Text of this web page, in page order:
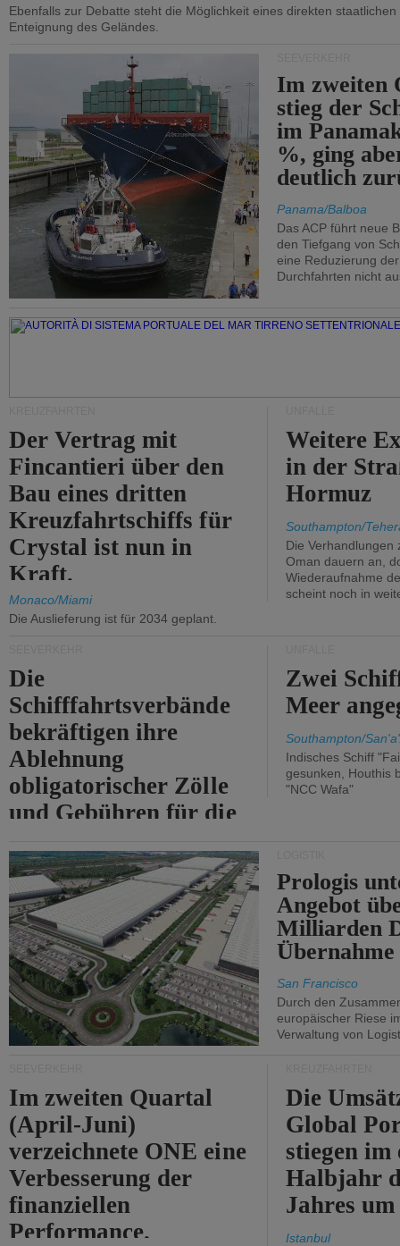
Ebenfalls zur Debatte steht die Möglichkeit eines direkten
Enteignung des Geländes.
Im zweiten
stieg der
im
%, ging
deutlich
Panama/Balboa
Das ACP führt neue
den Tiefgang von
eine Reduzierung
Durchfahrten nicht
Der Vertrag mit
Fincantieri über den
Bau eines dritten
Kreuzfahrtschiffs für
Crystal ist nun in
Kraft.
Monaco/Miami
Die Auslieferung ist für 2034 geplant.
Weitere
in der
Hormuz
Southampton/
Die Verhandlungen
Oman dauern an,
Wiederaufnahme
scheint noch in
Die
Schifffahrtsverbände
bekräftigen ihre
Ablehnung
obligatorischer Zölle
und Gebühren für die
von Hormuz.
Zwei
Meer
Southampton/
Indisches Schiff
gesunken, Houthis
"NCC Wafa"
Prologis
Angebot
Milliarden
Übernahme
San Francisco
Durch den
europäischer Riese
Verwaltung von
Im zweiten Quartal
(April-Juni)
verzeichnete ONE eine
Verbesserung der
finanziellen
Performance.
Die
Global
stiegen im
Halbjahr
Jahres
Istanbul